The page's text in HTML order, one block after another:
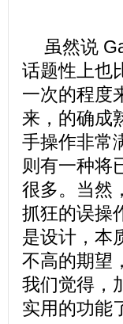
虽然说
话题性上也
一次的程度
来，的确成
手操作非常
则有一种将
很多。当然
抓狂的误操
是设计，本
不高的期望
我们觉得，
实用的功能